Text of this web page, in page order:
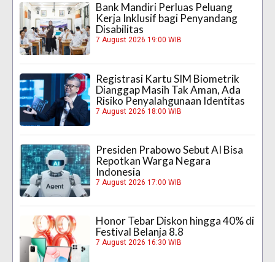
Bank Mandiri Perluas Peluang
Kerja Inklusif bagi Penyandang
Disabilitas
7 August 2026 19:00 WIB
Registrasi Kartu SIM Biometrik
Dianggap Masih Tak Aman, Ada
Risiko Penyalahgunaan Identitas
7 August 2026 18:00 WIB
Presiden Prabowo Sebut AI Bisa
Repotkan Warga Negara
Indonesia
7 August 2026 17:00 WIB
Honor Tebar Diskon hingga 40% di
Festival Belanja 8.8
7 August 2026 16:30 WIB